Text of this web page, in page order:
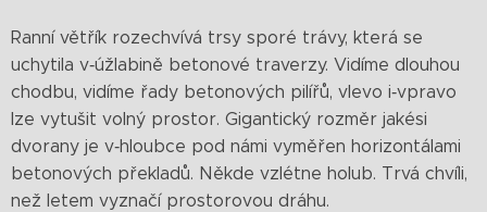
Ranní větřík rozechvívá trsy sporé trávy, která se
uchytila v‑úžlabině betonové traverzy. Vidíme dlouhou
chodbu, vidíme řady betonových pilířů, vlevo i‑vpravo
lze vytušit volný prostor. Gigantický rozměr jakési
dvorany je v‑hloubce pod námi vyměřen horizontálami
betonových překladů. Někde vzlétne holub. Trvá chvíli,
než letem vyznačí prostorovou dráhu.